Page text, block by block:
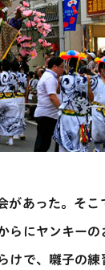
があった。そこ
らにヤンキーの
けで、囃子の練